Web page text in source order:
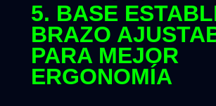
5. BASE
BRAZO
PARA MEJOR
ERGONOMÍA